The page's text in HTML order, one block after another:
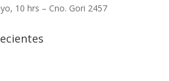
10 hrs – Cno. Gori 2457